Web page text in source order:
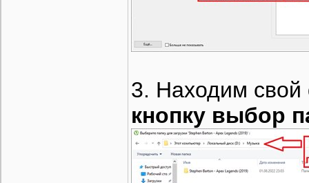
3. Находим свой
кнопку выбор